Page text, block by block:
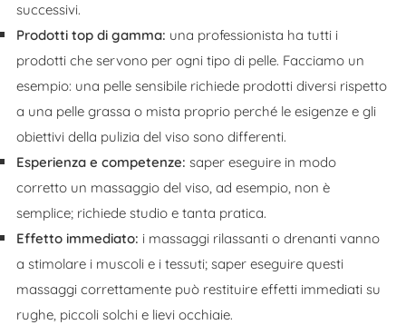
successivi.
Prodotti top di gamma: una professionista ha tutti i
prodotti che servono per ogni tipo di pelle. Facciamo un
esempio: una pelle sensibile richiede prodotti diversi rispetto
a una pelle grassa o mista proprio perché le esigenze e gli
obiettivi della pulizia del viso sono differenti.
Esperienza e competenze: saper eseguire in modo
corretto un massaggio del viso, ad esempio, non è
semplice; richiede studio e tanta pratica.
Effetto immediato: i massaggi rilassanti o drenanti vanno
a stimolare i muscoli e i tessuti; saper eseguire questi
massaggi correttamente può restituire effetti immediati su
rughe, piccoli solchi e lievi occhiaie.